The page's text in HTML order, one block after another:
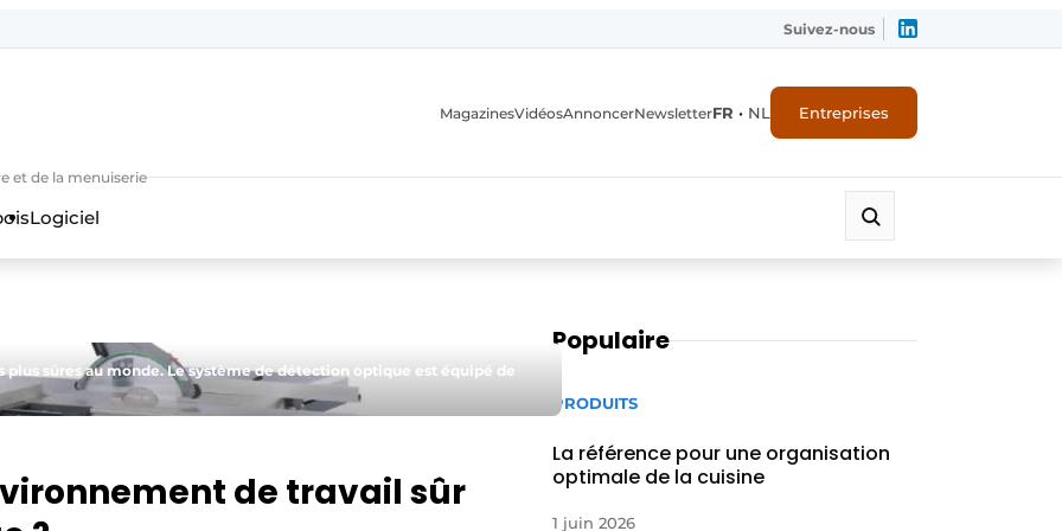
Suivez-nous
et de la menuiserie
MagazinesVidéosAnnoncerNewsletterFR • NL Entreprises
Logiciel
plus sûres au monde. Le système de détection optique est équipé de
de travail sûr
Populaire
PRODUITS
La référence pour une organisation
optimale de la cuisine
1 juin 2026